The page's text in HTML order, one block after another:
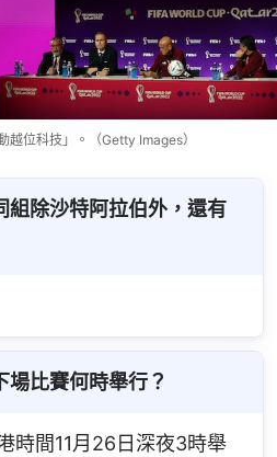
越位科技」。（Getty Images）
除沙特阿拉伯外，還有
比賽何時舉行？
時間11月26日深夜3時舉